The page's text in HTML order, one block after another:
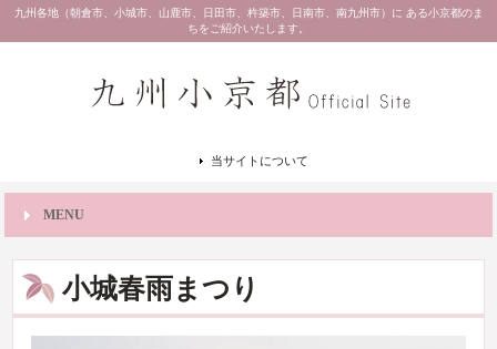
九州各地（朝倉市、小城市、山鹿市、日田市、杵築市、日南市、南九州市）に ある小京都のま
ちをご紹介いたします。
当サイトについて
MENU
小城春雨まつり